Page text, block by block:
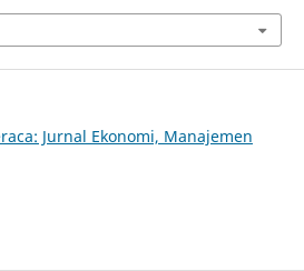
Jurnal Ekonomi, Manajemen